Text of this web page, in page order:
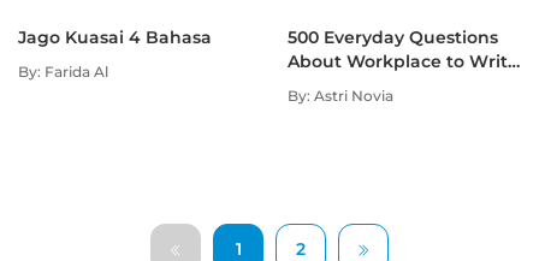
Jago Kuasai 4 Bahasa
By: Farida Al
500 Everyday Questions
About Workplace to Write
or Talk
By: Astri Novia
1 2